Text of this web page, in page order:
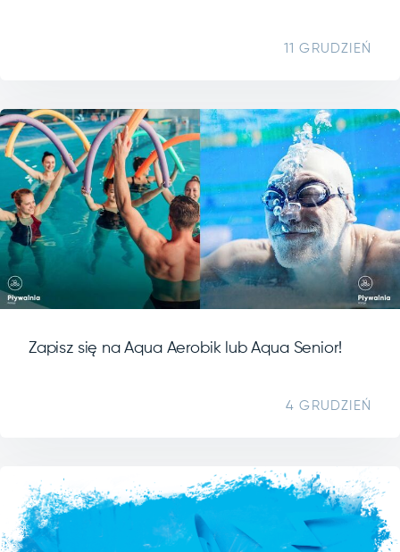
11 GRUDZIEŃ
Zapisz się na Aqua Aerobik lub Aqua Senior!
4 GRUDZIEŃ